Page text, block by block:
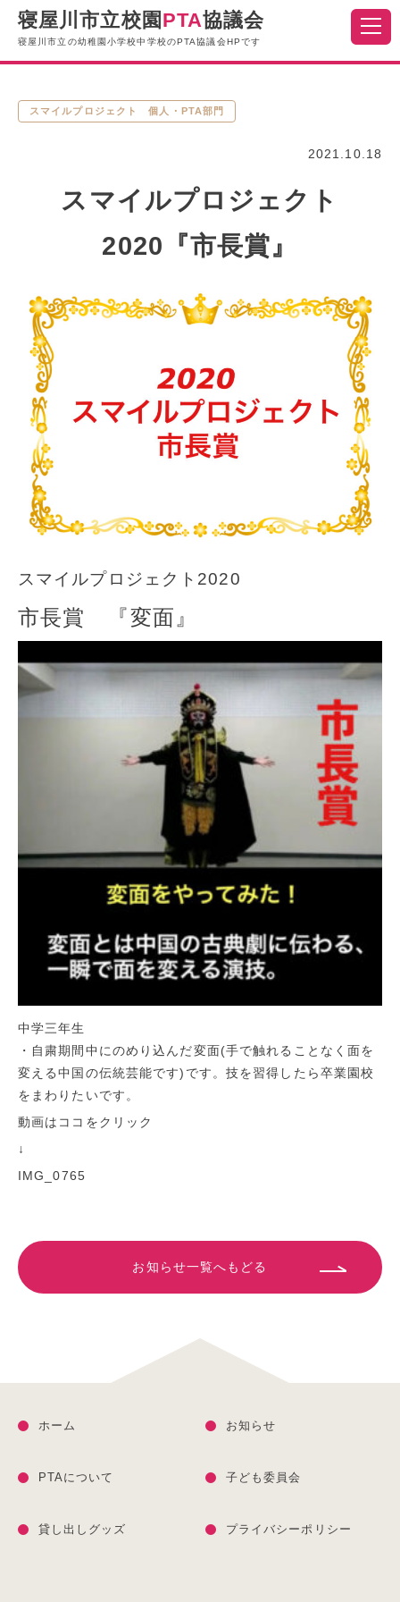
寝屋川市立校園 PTA協議会
寝屋川市立の幼稚園小学校中学校のPTA協議会HPです
スマイルプロジェクト 個人・PTA部門
2021.10.18
スマイルプロジェクト
2020『市長賞』
スマイルプロジェクト2020
市長賞 『変面』
中学三年生
・自粛期間中にのめり込んだ変面(手で触れることなく面を
変える中国の伝統芸能です)です。技を習得したら卒業園校
をまわりたいです。
動画はココをクリック
↓
IMG_0765
お知らせ一覧へもどる
ホーム お知らせ
PTAについて 子ども委員会
貸し出しグッズ プライバシーポリシー